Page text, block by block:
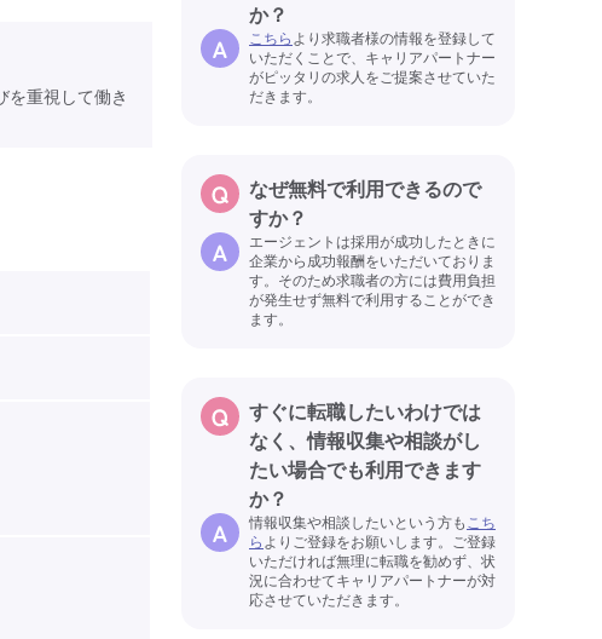
を重視して働き
か？
こちらより求職者様の情報を登録して
いただくことで、キャリアパートナー
がピッタリの求人をご提案させていた
だきます。
なぜ無料で利用できるので
すか？
エージェントは採用が成功したときに
企業から成功報酬をいただいておりま
す。そのため求職者の方には費用負担
が発生せず無料で利用することができ
ます。
すぐに転職したいわけでは
なく、情報収集や相談がし
たい場合でも利用できます
か？
情報収集や相談したいという方もこち
らよりご登録をお願いします。ご登録
いただければ無理に転職を勧めず、状
況に合わせてキャリアパートナーが対
応させていただきます。